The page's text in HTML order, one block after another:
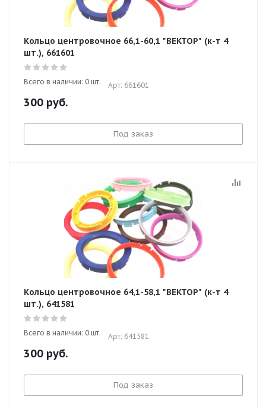
Кольцо центровочное 66,1-60,1 "ВЕКТОР" (к-т 4
шт.), 661601
Всего в наличии: 0 шт. Арт: 661601
300 руб.
Под заказ
Кольцо центровочное 64,1-58,1 "ВЕКТОР" (к-т 4
шт.), 641581
Всего в наличии: 0 шт. Арт: 641581
300 руб.
Под заказ